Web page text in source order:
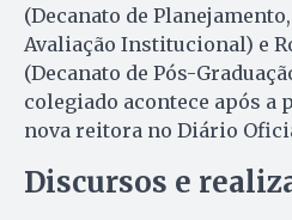
(Decanato de
Avaliação Institucional) e
(Decanato de Pós-
colegiado acontece após a
nova reitora no Diário
Discursos e